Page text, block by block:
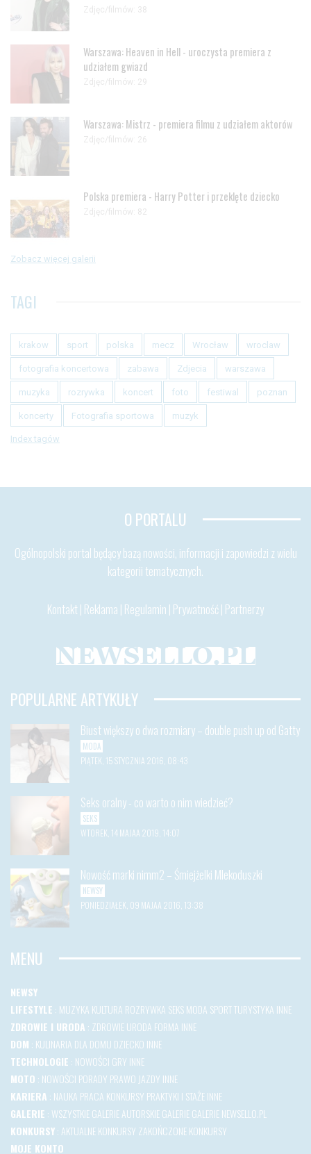
Zdjęc/filmów: 38
Warszawa: Heaven in Hell - uroczysta premiera z
udziałem gwiazd
Zdjęc/filmów: 29
Warszawa: Mistrz - premiera filmu z udziałem aktorów
Zdjęc/filmów: 26
Polska premiera - Harry Potter i przeklęte dziecko
Zdjęc/filmów: 82
Zobacz więcej galerii
TAGI
krakow sport polska mecz Wrocław wroclaw
fotografia koncertowa zabawa Zdjecia warszawa
muzyka rozrywka koncert foto festiwal poznan
koncerty Fotografia sportowa muzyk
Index tagów
O PORTALU
Ogólnopolski portal będący bazą nowości, informacji i zapowiedzi z wielu
kategorii tematycznych.
Kontakt | Reklama | Regulamin | Prywatność| Partnerzy
POPULARNE ARTYKUŁY
Biust większy o dwa rozmiary – double push up od Gatty
MODA
PIĄTEK, 15 STYCZNIA 2016, 08:43
Seks oralny - co warto o nim wiedzieć?
SEKS
WTOREK, 14 MAJAA 2019, 14:07
Nowość marki nimm2 – Śmiejżelki Mlekoduszki
NEWSY
PONIEDZIAŁEK, 09 MAJAA 2016, 13:38
MENU
NEWSY
LIFESTYLE : MUZYKA KULTURA ROZRYWKA SEKSMODA SPORTTURYSTYKA INNE
ZDROWIE I URODA : ZDROWIEURODA FORMA INNE
DOM : KULINARIA DLA DOMU DZIECKO INNE
TECHNOLOGIE : NOWOŚCI GRY INNE
MOTO : NOWOŚCI PORADY PRAWO JAZDY INNE
KARIERA : NAUKA PRACA KONKURSY PRAKTYKI I STAŻEINNE
GALERIE : WSZYSTKIE GALERIEAUTORSKIE GALERIEGALERIE NEWSELLO.PL
KONKURSY: AKTUALNE KONKURSY ZAKOŃCZONE KONKURSY
MOJE KONTO